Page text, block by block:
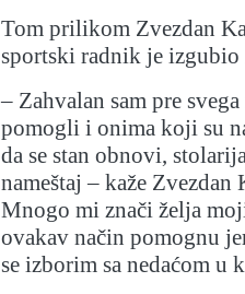
Tom prilikom Zvezdan
sportski radnik je izgubio
– Zahvalan sam pre
pomogli i onima koji su
da se stan obnovi,
nameštaj – kaže
Mnogo mi znači želja
ovakav način pomognu
se izborim sa nedaćom u